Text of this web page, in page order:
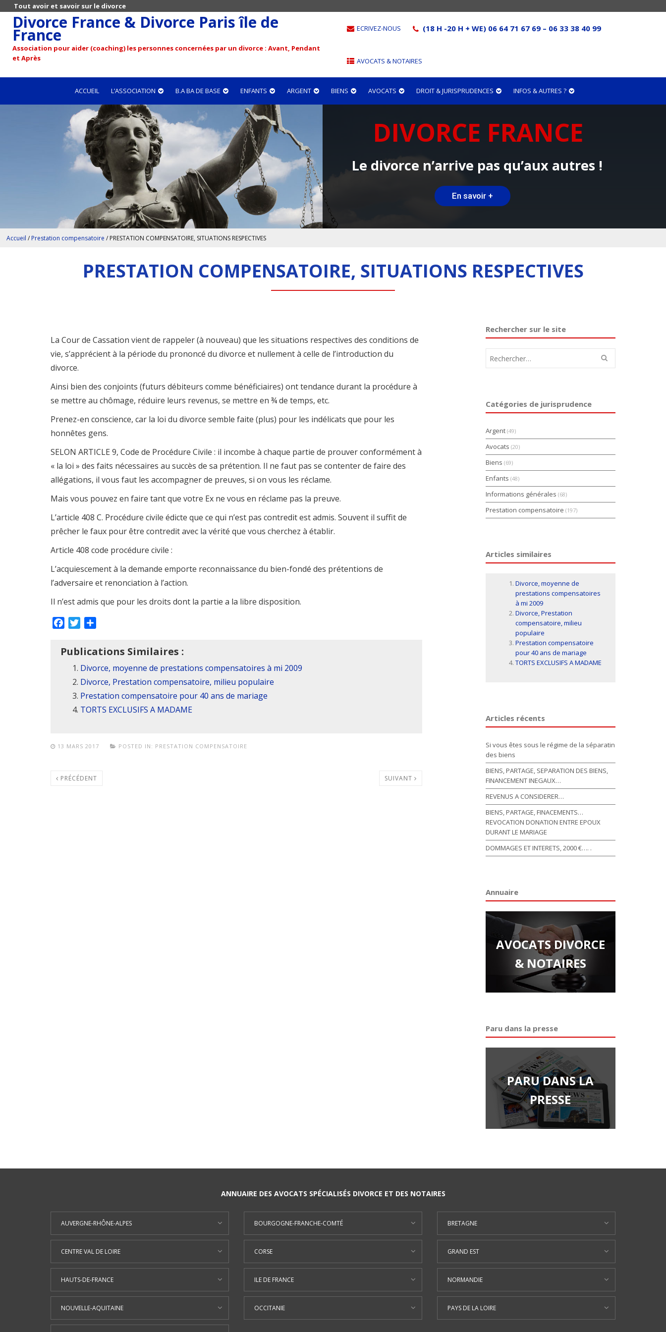
Tout avoir et savoir sur le divorce
Divorce France & Divorce Paris île de
France
Association pour aider (coaching) les personnes concernées par un divorce : Avant, Pendant
et Après
ECRIVEZ-NOUS (18 H -20 H + WE) 06 64 71 67 69 – 06 33 38 40 99
AVOCATS & NOTAIRES
ACCUEIL L’ASSOCIATION B.A BA DE BASE ENFANTS ARGENT BIENS AVOCATS DROIT & JURISPRUDENCES INFOS & AUTRES ?
DIVORCE FRANCE
Le divorce n’arrive pas qu’aux autres !
En savoir +
Accueil / Prestation compensatoire / PRESTATION COMPENSATOIRE, SITUATIONS RESPECTIVES
PRESTATION COMPENSATOIRE, SITUATIONS RESPECTIVES
La Cour de Cassation vient de rappeler (à nouveau) que les situations respectives des conditions de
vie, s’apprécient à la période du prononcé du divorce et nullement à celle de l’introduction du
divorce.
Ainsi bien des conjoints (futurs débiteurs comme bénéficiaires) ont tendance durant la procédure à
se mettre au chômage, réduire leurs revenus, se mettre en ¾ de temps, etc.
Prenez-en conscience, car la loi du divorce semble faite (plus) pour les indélicats que pour les
honnêtes gens.
SELON ARTICLE 9, Code de Procédure Civile : il incombe à chaque partie de prouver conformément à
« la loi » des faits nécessaires au succès de sa prétention. Il ne faut pas se contenter de faire des
allégations, il vous faut les accompagner de preuves, si on vous les réclame.
Mais vous pouvez en faire tant que votre Ex ne vous en réclame pas la preuve.
L’article 408 C. Procédure civile édicte que ce qui n’est pas contredit est admis. Souvent il suffit de
prêcher le faux pour être contredit avec la vérité que vous cherchez à établir.
Article 408 code procédure civile :
L’acquiescement à la demande emporte reconnaissance du bien-fondé des prétentions de
l’adversaire et renonciation à l’action.
Il n’est admis que pour les droits dont la partie a la libre disposition.
FacebookTwitter
Publications Similaires :
Divorce, moyenne de prestations compensatoires à mi 2009
Divorce, Prestation compensatoire, milieu populaire
Prestation compensatoire pour 40 ans de mariage
TORTS EXCLUSIFS A MADAME
13 MARS 2017 POSTED IN: PRESTATION COMPENSATOIRE
PRÉCÉDENT SUIVANT
Rechercher sur le site
Catégories de jurisprudence
Argent(49)
Avocats (20)
Biens (69)
Enfants (48)
Informations générales (68)
Prestation compensatoire (197)
Articles similaires
Divorce, moyenne de
prestations compensatoires
à mi 2009
Divorce, Prestation
compensatoire, milieu
populaire
Prestation compensatoire
pour 40 ans de mariage
TORTS EXCLUSIFS A MADAME
Articles récents
Si vous êtes sous le régime de la séparatin
des biens
BIENS, PARTAGE, SEPARATION DES BIENS,
FINANCEMENT INEGAUX…
REVENUS A CONSIDERER…
BIENS, PARTAGE, FINACEMENTS…
REVOCATION DONATION ENTRE EPOUX
DURANT LE MARIAGE
DOMMAGES ET INTERETS, 2000 €…. .
Annuaire
AVOCATS DIVORCE
& NOTAIRES
Paru dans la presse
PARU DANS LA
PRESSE
ANNUAIRE DES AVOCATS SPÉCIALISÉS DIVORCE ET DES NOTAIRES
AUVERGNE-RHÔNE-ALPES
CENTRE VAL DE LOIRE
HAUTS-DE-FRANCE
NOUVELLE-AQUITAINE
BOURGOGNE-FRANCHE-COMTÉ
CORSE
ILE DE FRANCE
OCCITANIE
BRETAGNE
GRAND EST
NORMANDIE
PAYS DE LA LOIRE